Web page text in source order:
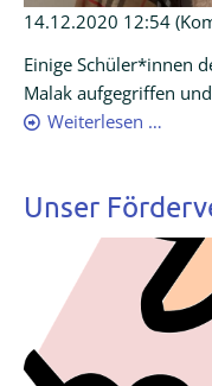
14.12.2020 12:54
Einige Schüler*innen
Malak aufgegriffen
Weiterlesen …
Unser